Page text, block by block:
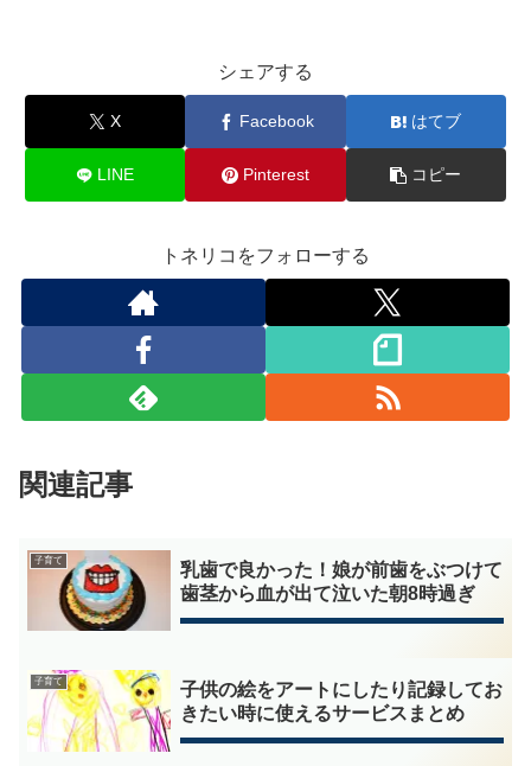
シェアする
X Facebook はてブ
LINE Pinterest コピー
トネリコをフォローする
関連記事
子育て
乳歯で良かった！娘が前歯をぶつけて
歯茎から血が出て泣いた朝8時過ぎ
子育て
子供の絵をアートにしたり記録してお
きたい時に使えるサービスまとめ